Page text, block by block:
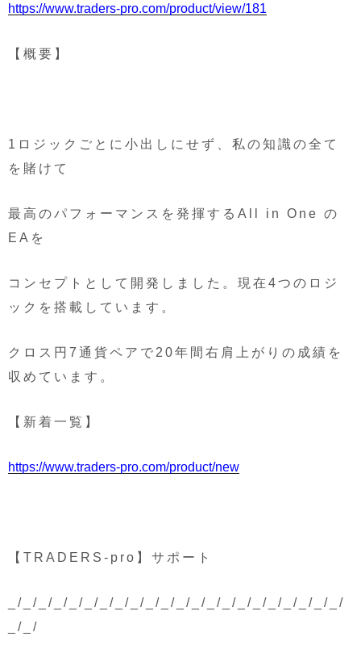
https://www.traders-pro.com/product/view/181
【概要】
1ロジックごとに小出しにせず、私の知識の全て
を賭けて
最高のパフォーマンスを発揮するAll in One の
EAを
コンセプトとして開発しました。現在4つのロジ
ックを搭載しています。
クロス円7通貨ペアで20年間右肩上がりの成績を
収めています。
【新着一覧】
https://www.traders-pro.com/product/new
【TRADERS-pro】サポート
_/_/_/_/_/_/_/_/_/_/_/_/_/_/_/_/_/_/_/_/_/_/
_/_/